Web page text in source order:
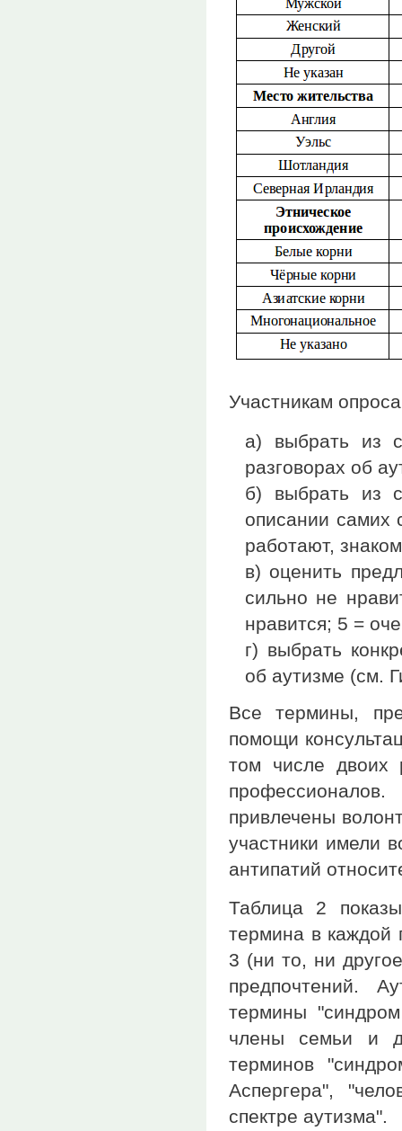
Участникам
а) выбрать из
разговорах об
б) выбрать из
описании самих
работают,
в) оценить
сильно не
нравится; 5 =
г) выбрать
об аутизме (см.
Все термины,
помощи
том числе двоих
привлечены
участники имели
антипатий
Таблица 2
термина в каждой
3 (ни то, ни
предпочтений.
термины
члены семьи и
терминов
Аспергера",
спектре аутизма".